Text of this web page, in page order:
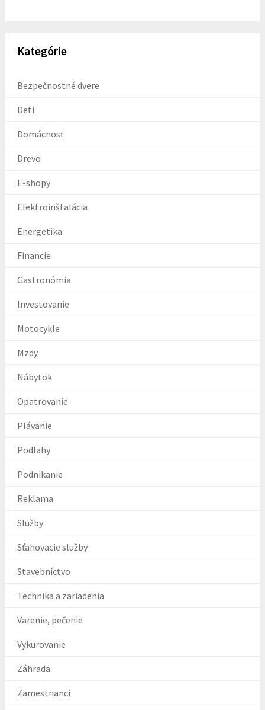
Kategórie
Bezpečnostné dvere
Deti
Domácnosť
Drevo
E-shopy
Elektroinštalácia
Energetika
Financie
Gastronómia
Investovanie
Motocykle
Mzdy
Nábytok
Opatrovanie
Plávanie
Podlahy
Podnikanie
Reklama
Služby
Sťahovacie služby
Stavebníctvo
Technika a zariadenia
Varenie, pečenie
Vykurovanie
Záhrada
Zamestnanci